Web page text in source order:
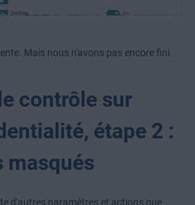
Mais nous n'avons pas encore fini.
contrôle sur
étape 2 :
masqués
d'autres paramètres et actions que